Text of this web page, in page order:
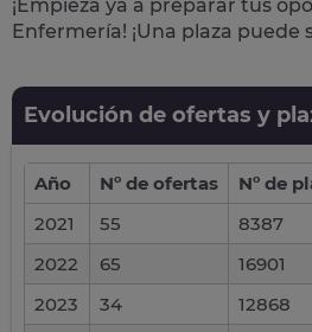
¡Empieza ya a preparar tus
Enfermería! ¡Una plaza puede
Evolución de ofertas y
Año Nº de ofertas
Nº de
2021
55
8387
2022
65
16901
2023
34
12868